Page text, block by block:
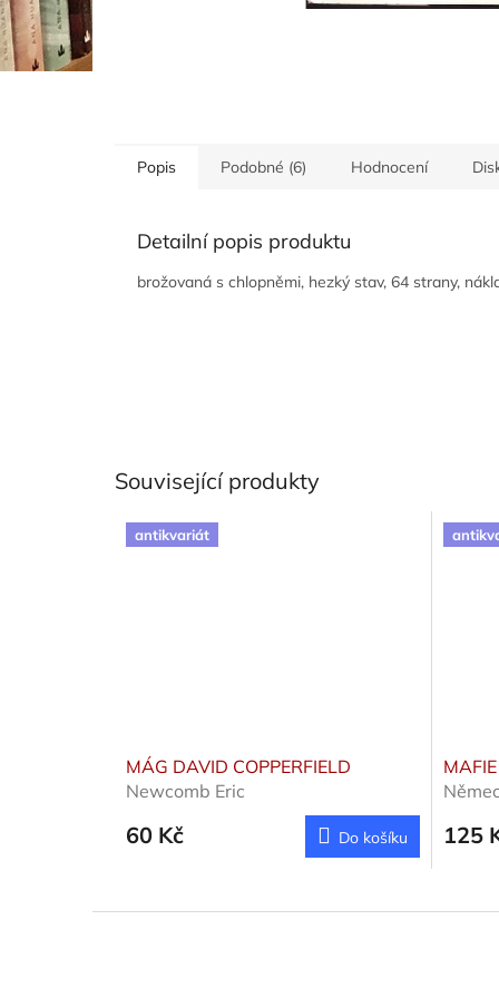
Popis Podobné (6) Hodnocení
Detailní popis produktu
brožovaná s chlopněmi, hezký stav, 64 strany,
Související produkty
antikvariát
MÁG DAVID COPPERFIELD
Newcomb Eric
60 Kč Do košíku 125